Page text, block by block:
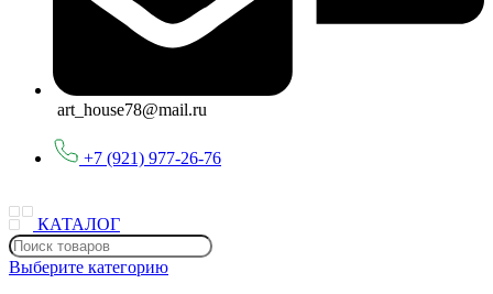
art_house78@mail.ru
+7 (921) 977-26-76
КАТАЛОГ
Выберите категорию